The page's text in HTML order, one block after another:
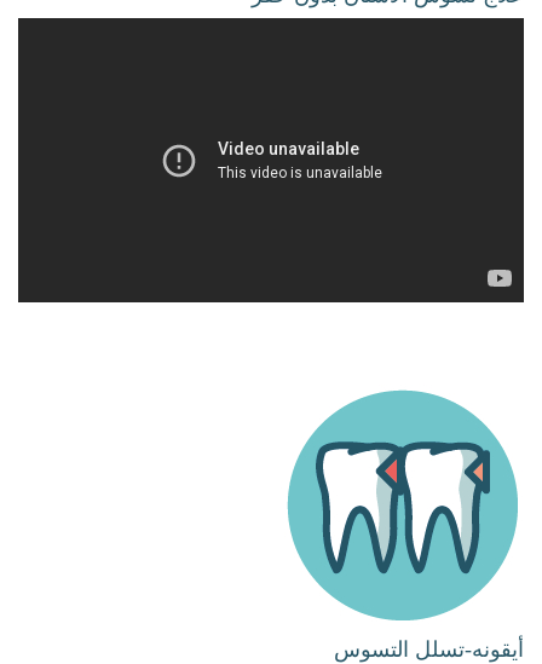
أيقونه-تسلل التسوس